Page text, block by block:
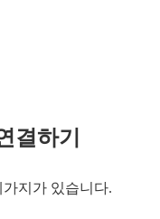
결하기
지가 있습니다.